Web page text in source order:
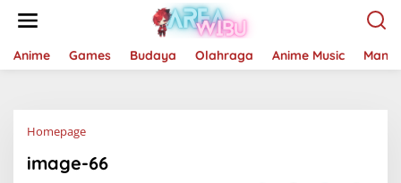
Anime Games Budaya Olahraga Anime Music
HomepageLampiran
image-66